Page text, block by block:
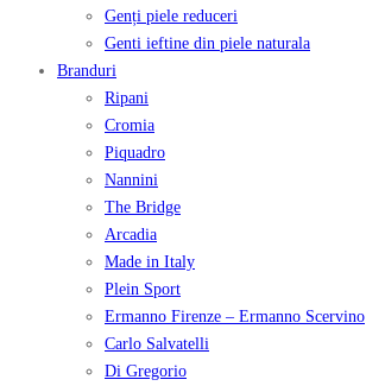
Genți piele reduceri
Genti ieftine din piele naturala
Branduri
Ripani
Cromia
Piquadro
Nannini
The Bridge
Arcadia
Made in Italy
Plein Sport
Ermanno Firenze – Ermanno Scervino
Carlo Salvatelli
Di Gregorio